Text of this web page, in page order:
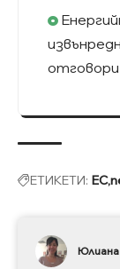
отговори
ЕТИКЕТИ: ЕС